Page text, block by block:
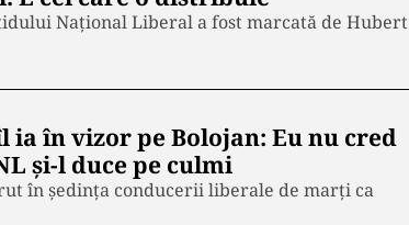
Național Liberal a fost marcată de Hubert
ia în vizor pe Bolojan: Eu nu cred
și-l duce pe culmi
în ședința conducerii liberale de marți ca